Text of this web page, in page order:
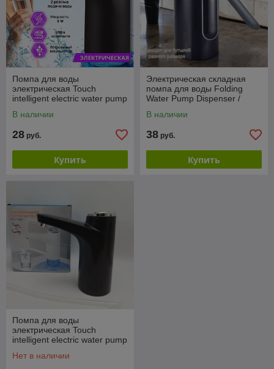
Помпа для воды
электрическая Touch
intelligent electric water pump
1200 mAh) Черный
В наличии
28 руб.
Купить
Электрическая складная
помпа для воды Folding
Water Pump Dispenser /
размеры бутылей
В наличии
38 руб.
Купить
Помпа для воды
электрическая Touch
intelligent electric water pump
1200 mAh) Черный
Нет в наличии